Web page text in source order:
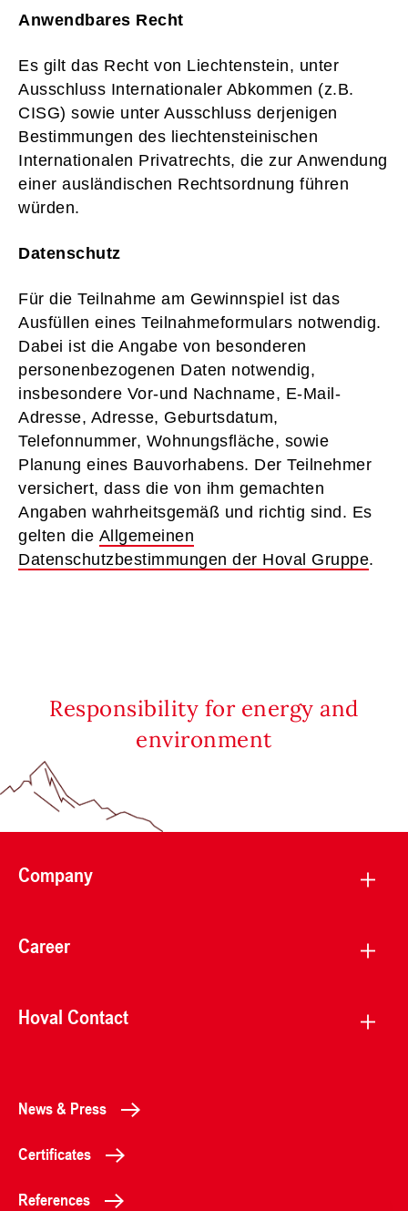
Anwendbares Recht
Es gilt das Recht von Liechtenstein, unter
Ausschluss Internationaler Abkommen (z.B.
CISG) sowie unter Ausschluss derjenigen
Bestimmungen des liechtensteinischen
Internationalen Privatrechts, die zur Anwendung
einer ausländischen Rechtsordnung führen
würden.
Datenschutz
Für die Teilnahme am Gewinnspiel ist das
Ausfüllen eines Teilnahmeformulars notwendig.
Dabei ist die Angabe von besonderen
personenbezogenen Daten notwendig,
insbesondere Vor-und Nachname, E-Mail-
Adresse, Adresse, Geburtsdatum,
Telefonnummer, Wohnungsfläche, sowie
Planung eines Bauvorhabens. Der Teilnehmer
versichert, dass die von ihm gemachten
Angaben wahrheitsgemäß und richtig sind. Es
gelten die Allgemeinen
Datenschutzbestimmungen der Hoval Gruppe.
Responsibility for energy and
environment
Company
Career
Hoval Contact
News & Press
Certificates
References